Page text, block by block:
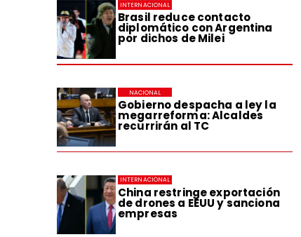
Brasil reduce contacto
diplomático con Argentina
por dichos de Milei
INTERNACIONAL
Gobierno despacha a ley la
megarreforma: Alcaldes
recurrirán al TC
NACIONAL
China restringe exportación
de drones a EEUU y sanciona
empresas
INTERNACIONAL